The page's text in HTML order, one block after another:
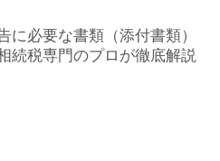
に必要な書類（添付書類）
続税専門のプロが徹底解説